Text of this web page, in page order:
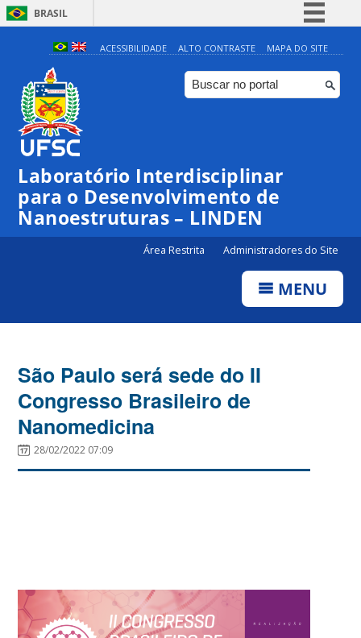
BRASIL
Simplifique!
Comunica BR
Participe
Canais
ACESSIBILIDADE ALTO CONTRASTE MAPA DO SITE
Laboratório Interdisciplinar
para o Desenvolvimento de
Nanoestruturas – LINDEN
Área Restrita Administradores do Site
MENU
São Paulo será sede do II
Congresso Brasileiro de
Nanomedicina
28/02/2022 07:09